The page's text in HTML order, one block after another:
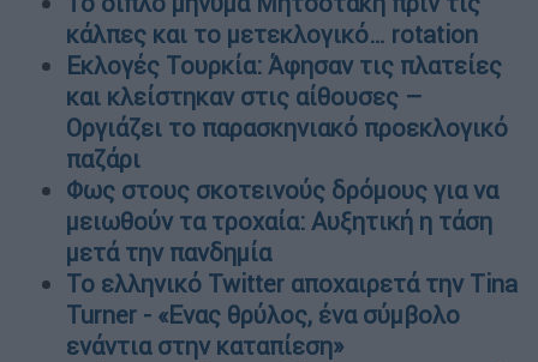
κάλπες και το μετεκλογικό… rotation
Εκλογές Τουρκία: Άφησαν τις πλατείες
και κλείστηκαν στις αίθουσες –
Οργιάζει το παρασκηνιακό προεκλογικό
παζάρι
Φως στους σκοτεινούς δρόμους για να
μειωθούν τα τροχαία: Αυξητική η τάση
μετά την πανδημία
Το ελληνικό Twitter αποχαιρετά την Tina
Turner - «Ενας θρύλος, ένα σύμβολο
ενάντια στην καταπίεση»